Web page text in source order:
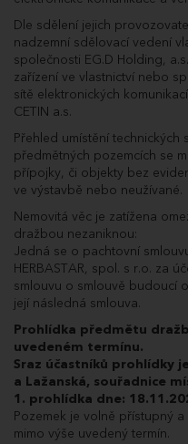
Dle sdělení jejich
nadzemní sdělovací vedení
společnosti EG.D Holding,
zařízení ve vlastnictví nebo
sítě elektronických
CETIN a.s.
Přehled umístění technických
předmětných pozemcích se
přípojky, či objekty bez
ve výstavbě nebo neužívané.
Nemovitá věc je zatížena
dražbou nezaniknou:
Jedná se o pachtovní
HERBASTAR, spol. s r.o. za
smlouvu o smlouvě budoucí
její následná smlouva.
Prohlídka předmětu
uvedeném termínu.
Sraz účastníků prohlídky
a Lažanská, souřadnice
1. prohlídka dne:
Pozemek je volně přístupný
mimo výše uvedený termín.